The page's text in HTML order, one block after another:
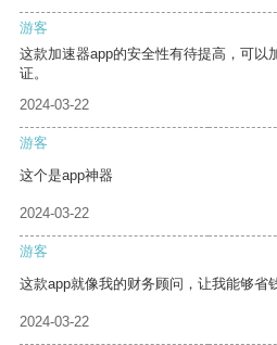
游客
这款加速器app的安全性有待提高，可以
证。
2024-03-22
游客
这个是app神器
2024-03-22
游客
这款app就像我的财务顾问，让我能够省
2024-03-22